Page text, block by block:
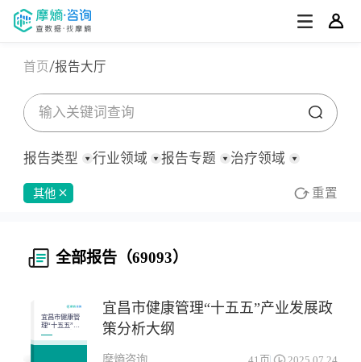
首页 报告大厅
报告类型 行业领域 报告专题 治疗领域
定制化报告
医疗器械
集采分析
投融资
立项评估
技术平台研究
财报
其他
心血管系统药物
感觉系统药物
其他 重置
全部报告（69093）
宜昌市健康管
理“十五五”产
业发展政策分
析大纲
宜昌市健康管理“十五五”产业发展政
策分析大纲